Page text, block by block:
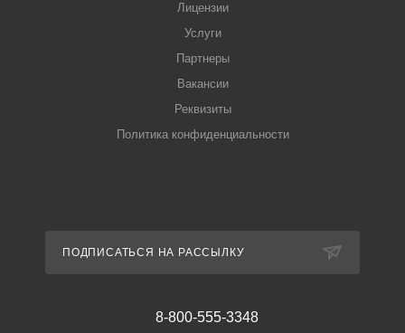
Лицензии
Услуги
Партнеры
Вакансии
Реквизиты
Политика конфиденциальности
ПОДПИСАТЬСЯ НА РАССЫЛКУ
8-800-555-3348